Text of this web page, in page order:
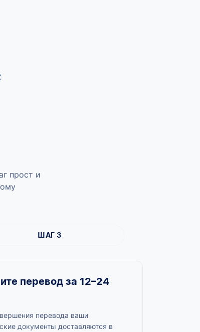
прост и
ШАГ 3
перевод за 12–24
перевода ваши
документы доставляются в